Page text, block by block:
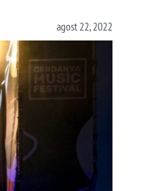
agost 22, 2022